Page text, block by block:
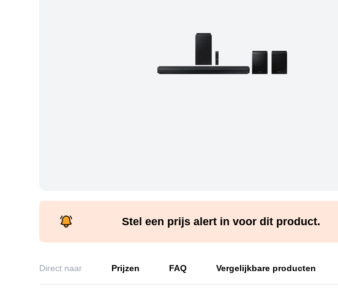
Stel een prijs alert in voor dit product.
Direct naar Prijzen FAQ Vergelijkbare producten